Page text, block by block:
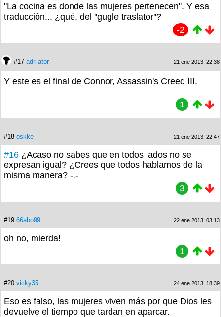
''La cocina es donde las mujeres pertenecen''. Y esa
traducción... ¿qué, del ''gugle traslator''?
-2
#17 adrilator 21 ene 2013, 22:38
Y este es el final de Connor, Assassin's Creed III.
1
#18 oskke 21 ene 2013, 22:47
#16 ¿Acaso no sabes que en todos lados no se
expresan igual? ¿Crees que todos hablamos de la
misma manera? -.-
3
#19 66abo99 22 ene 2013, 03:13
oh no, mierda!
1
#20 vicky35 24 ene 2013, 18:39
Eso es falso, las mujeres viven más por que Dios les
devuelve el tiempo que tardan en aparcar.